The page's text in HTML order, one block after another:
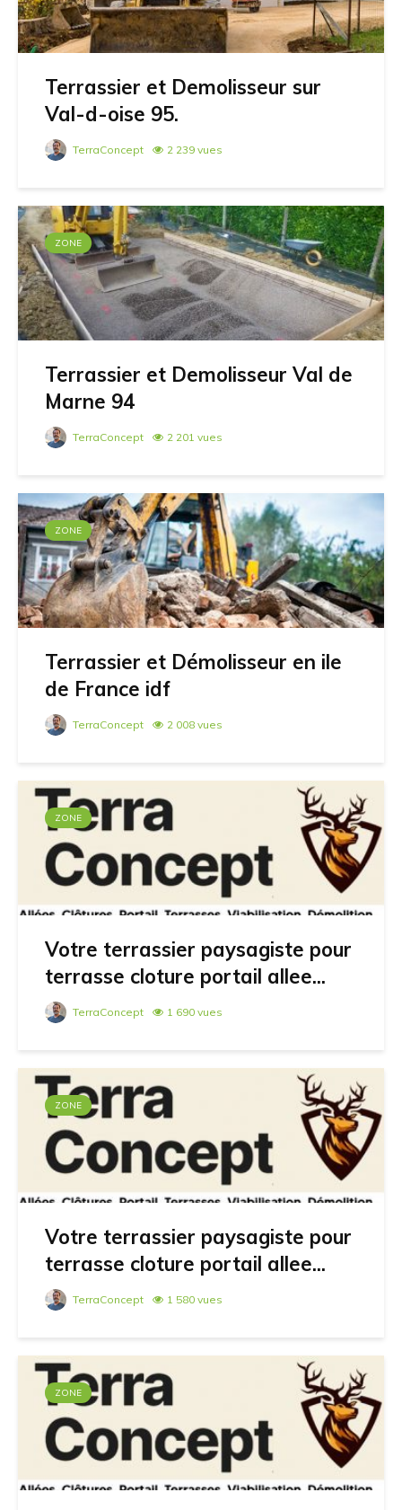
Terrassier et Demolisseur sur
Val-d-oise 95.
TerraConcept 2 239 vues
ZONE
Terrassier et Demolisseur Val de
Marne 94
TerraConcept 2 201 vues
ZONE
Terrassier et Démolisseur en ile
de France idf
TerraConcept 2 008 vues
ZONE
Votre terrassier paysagiste pour
terrasse cloture portail allee...
TerraConcept 1 690 vues
ZONE
Votre terrassier paysagiste pour
terrasse cloture portail allee...
TerraConcept 1 580 vues
ZONE